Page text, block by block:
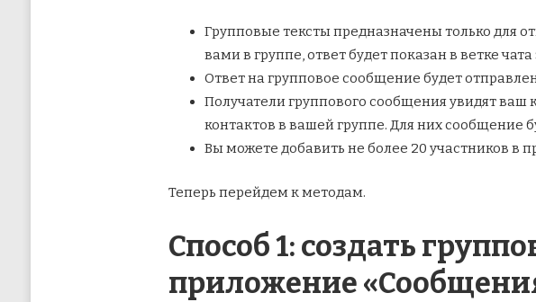
Групповые тексты предназначены только для
вами в группе, ответ будет показан в ветке
Ответ на групповое сообщение будет
Получатели группового сообщения увидят ваш
контактов в вашей группе. Для них сообщение
Вы можете добавить не более 20 участников в
Теперь перейдем к методам.
Способ 1: создать
приложение